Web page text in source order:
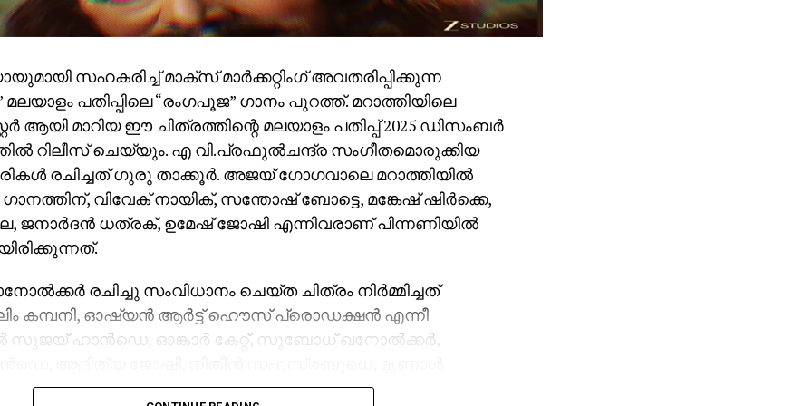
സഹകരിച്ച് മാക്സ് മാർക്കറ്റിംഗ് അവതരിപ്പിക്കുന്ന
മലയാളം പതിപ്പിലെ “രംഗപൂജ” ഗാനം പുറത്ത്. മറാത്തിയിലെ
ആയി മാറിയ ഈ ചിത്രത്തിന്റെ മലയാളം പതിപ്പ് 2025 ഡിസംബർ
റിലീസ് ചെയ്യും. എ വി.പ്രഫുൽചന്ദ്ര സംഗീതമൊരുക്കിയ
രചിച്ചത് ഗുരു താക്കൂർ. അജയ് ഗോഗവാലെ മറാത്തിയിൽ
വിവേക് നായിക്, സന്തോഷ് ബോട്ടെ, മങ്കേഷ് ഷിർക്കെ,
ജനാർദൻ ധത്രക്, ഉമേഷ് ജോഷി എന്നിവരാണ് പിന്നണിയിൽ
രചിച്ചു സംവിധാനം ചെയ്ത ചിത്രം നിർമ്മിച്ചത്
കമ്പനി, ഓഷ്യൻ ആർട്ട് ഹൌസ് പ്രൊഡക്ഷൻ എന്നീ
സുജയ് ഹാൻഡെ, ഓങ്കാർ കേറ്റ്, സുബോധ് ഖനോൽക്കർ,
ദുബെ, വിനായക് ജോഷി എന്നിവർ ചേർന്നാണ്. ചിത്രം